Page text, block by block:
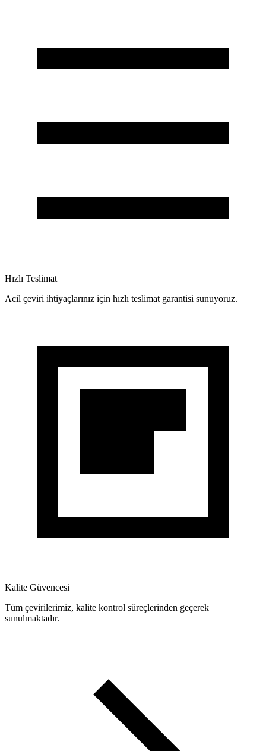
Hızlı Teslimat
Acil çeviri ihtiyaçlarınız için hızlı teslimat garantisi sunuyoruz.
Kalite Güvencesi
Tüm çevirilerimiz, kalite kontrol süreçlerinden geçerek
sunulmaktadır.